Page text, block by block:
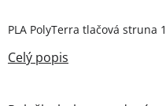
PLA PolyTerra tlačová struna